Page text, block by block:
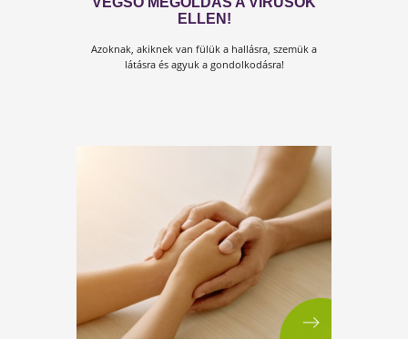
HA MINDIG CSAK A JELENNEL
FOGLALKOZOL, A JÖVŐ EGÉSZEN
VÁRATLANUL FOG ÉRNI!
Most el vagyunk foglalva a vírushelyzettel. Aztán el
leszünk foglalva a...